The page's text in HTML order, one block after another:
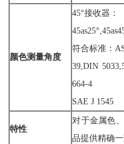
颜色测量角度
45°接收器：
符合标准：
39,DIN
664-4
SAE J 1545
特性
对于金属色
品提供精确一